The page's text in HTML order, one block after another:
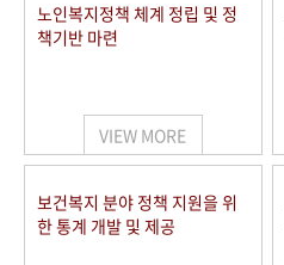
노인복지정책 체계 정립 및 정
책기반 마련
VIEW MORE
보건복지 분야 정책 지원을 위
한 통계 개발 및 제공